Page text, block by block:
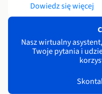
Dowiedz się więcej
Nasz wirtualny
Twoje pytania i